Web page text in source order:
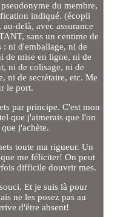
du membre,
indiqué. (écopli
delà, avec assurance
sans un centime de
: ni d'emballage, ni de
de mise en ligne, ni de
ni de colisage, ni de
ni de secrétaire, etc. Me
le port.
par principe. C'est mon
que j'aimerais que l'on
j'achète.
toute ma rigueur. Un
me féliciter! On peut
difficile douvrir mes.
Et je suis là pour
ne les posez pas au
d'être absent!